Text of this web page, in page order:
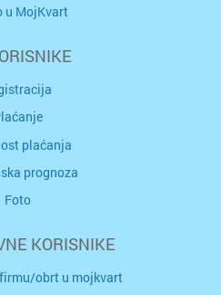
u MojKvart
plaćanja
prognoza
Foto
KORISNIKE
obrt u mojkvart